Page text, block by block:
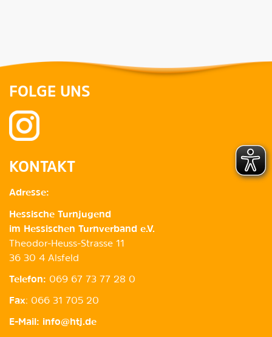
FOLGE UNS
KONTAKT
Adresse:
Hessische Turnjugend
im Hessischen Turnverband e.V.
Theodor-Heuss-Strasse 11
36 30 4 Alsfeld
Telefon: 069 67 73 77 28 0
Fax: 066 31 705 20
E-Mail: info@htj.de